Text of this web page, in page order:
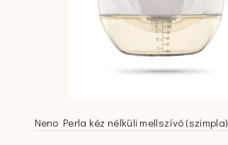
Neno Perla kéz nélküli mellszívó (szimpla)